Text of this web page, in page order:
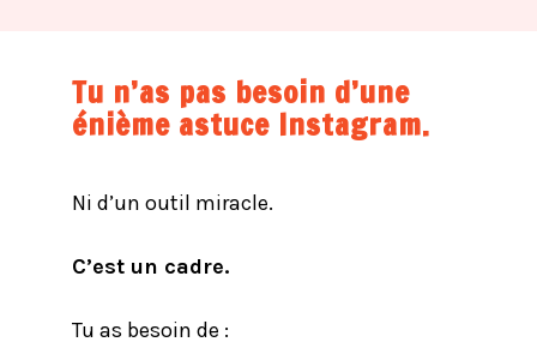
Tu n’as pas besoin d’une
énième astuce Instagram.
Ni d’un outil miracle.
C’est un cadre.
Tu as besoin de :